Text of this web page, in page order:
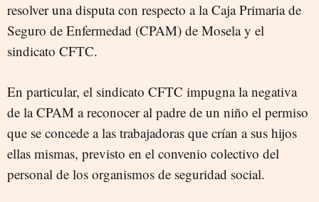
resolver una disputa con respecto a la Caja Primaria de
Seguro de Enfermedad (CPAM) de Mosela y el
sindicato CFTC.
En particular, el sindicato CFTC impugna la negativa
de la CPAM a reconocer al padre de un niño el permiso
que se concede a las trabajadoras que crían a sus hijos
ellas mismas, previsto en el convenio colectivo del
personal de los organismos de seguridad social.